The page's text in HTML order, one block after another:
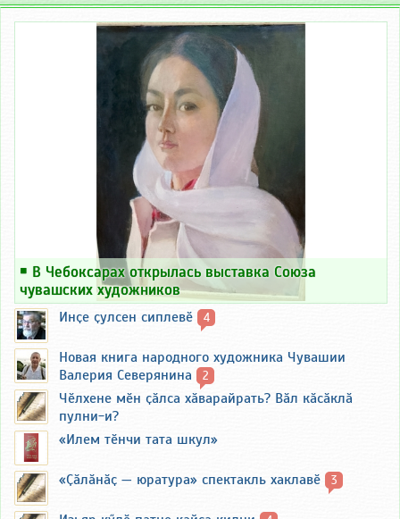
￭ В Чебоксарах открылась выставка Союза
чувашских художников
Инҫе ҫулсен сиплевӗ 4
Новая книга народного художника Чувашии
Валерия Северянина
2
Чӗлхене мӗн ҫӑлса хӑварайрать? Вӑл кӑсӑклӑ
пулни-и?
«Илем тӗнчи тата шкул»
«Ҫӑлӑнӑҫ — юратура» спектакль хаклавӗ 3